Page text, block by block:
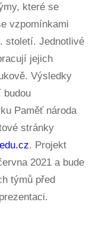
které se
vzpomínkami
století. Jednotlivé
jejich
Výsledky
budou
Paměť národa
stránky
. Projekt
2021 a bude
týmů před